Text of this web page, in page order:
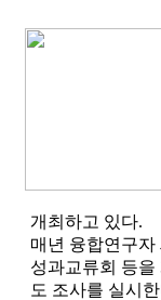
개최하고 있다.
매년 융합연구자
성과교류회 등
도 조사를 실시